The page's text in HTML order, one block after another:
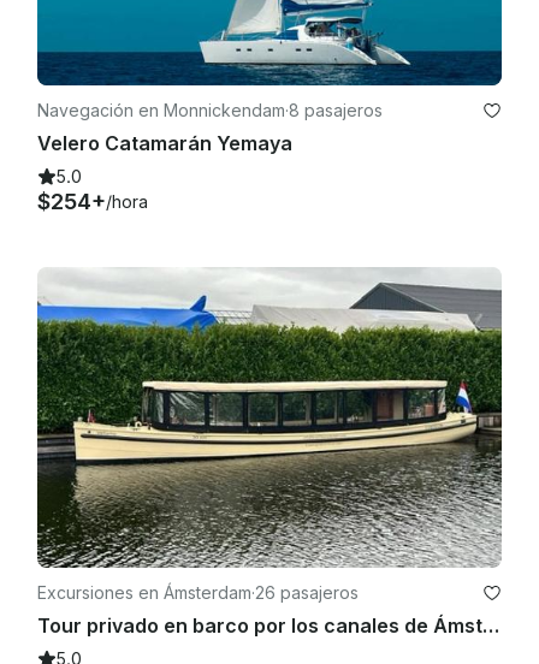
Navegación en Monnickendam·8 pasajeros
Velero Catamarán Yemaya
5.0
$254+/hora
Excursiones en Ámsterdam·26 pasajeros
Tour privado en barco por los canales de Ámsterdam
5.0